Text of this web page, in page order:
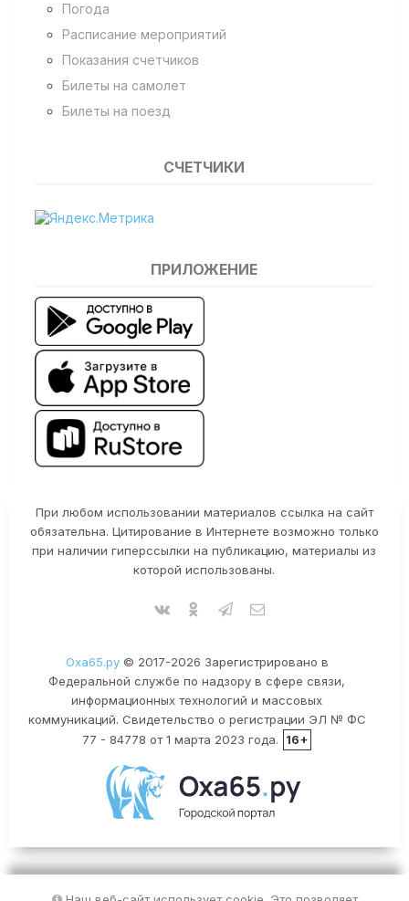
Погода
Расписание мероприятий
Показания счетчиков
Билеты на самолет
Билеты на поезд
СЧЕТЧИКИ
ПРИЛОЖЕНИЕ
При любом использовании материалов ссылка на сайт
обязательна. Цитирование в Интернете возможно только
при наличии гиперссылки на публикацию, материалы из
которой использованы.
Оха65.ру© 2017-2026 Зарегистрировано в
Федеральной службе по надзору в сфере связи,
информационных технологий и массовых
коммуникаций. Свидетельство о регистрации ЭЛ № ФС
77 - 84778 от 1 марта 2023 года.
16+